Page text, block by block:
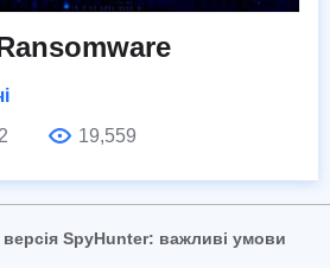
19,559
SpyHunter: важливі умови